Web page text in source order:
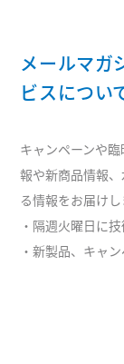
メールマガ
ビスについ
キャンペーンや
報や新商品情報
る情報をお届けし
・隔週火曜日に
・新製品、キャ